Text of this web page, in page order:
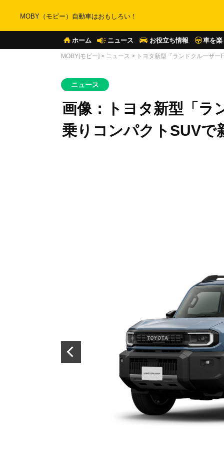
MOBY（モビー）自動車はおもしろい！
ホーム ニュース お役立ち情報 車を楽
MOBY[モビー] > ニュース > トヨタ新型「ランドクルーザ
ニュース
画像：トヨタ新型「
乗りコンパクトSUVで